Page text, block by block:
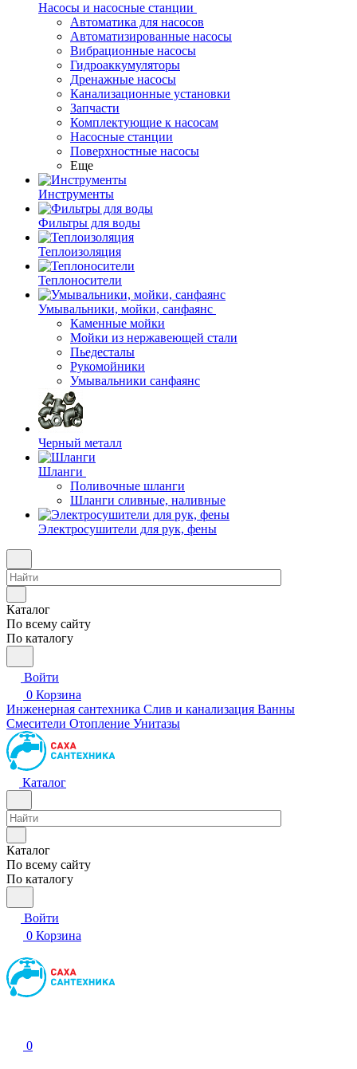
Насосы и насосные станции
Автоматика для насосов
Автоматизированные насосы
Вибрационные насосы
Гидроаккумуляторы
Дренажные насосы
Канализационные установки
Запчасти
Комплектующие к насосам
Насосные станции
Поверхностные насосы
Еще
Инструменты
Фильтры для воды
Теплоизоляция
Теплоносители
Умывальники, мойки, санфаянс
Каменные мойки
Мойки из нержавеющей стали
Пьедесталы
Рукомойники
Умывальники санфаянс
Черный металл
Шланги
Поливочные шланги
Шланги сливные, наливные
Электросушители для рук, фены
Каталог
По всему сайту
По каталогу
Войти
0 Корзина
Инженерная сантехника Слив и канализация Ванны
Смесители Отопление Унитазы
Каталог
Каталог
По всему сайту
По каталогу
Войти
0 Корзина
0